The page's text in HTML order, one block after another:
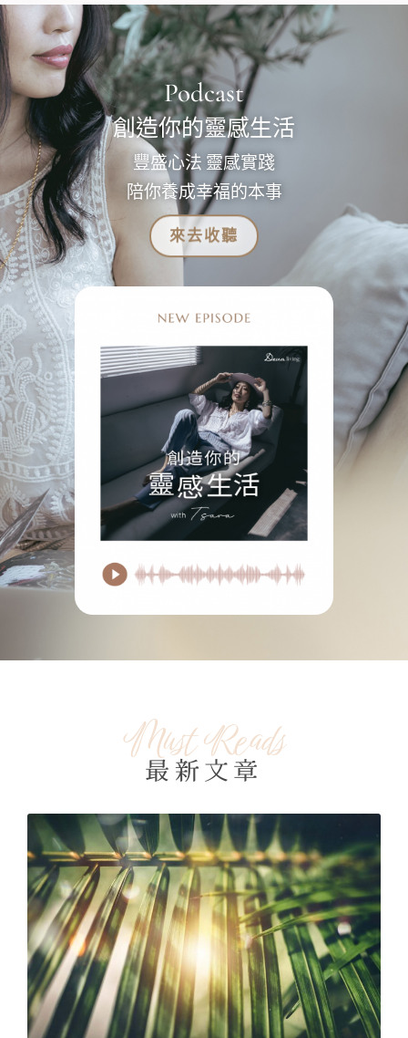
Podcast
創造你的靈感生活
豐盛心法 靈感實踐
陪你養成幸福的本事
來去收聽
Must Reads
最新文章